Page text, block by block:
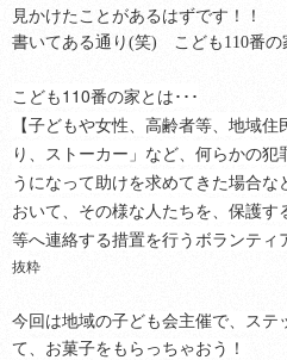
見かけたことがあるはずです！！
書いてある通り(笑) こども110番の
こども110番の家とは･･･
【子どもや女性、高齢者等、地域
り、ストーカー」など、何らかの
うになって助けを求めてきた場合
おいて、その様な人たちを、保護
等へ連絡する措置を行うボランティ
抜粋
今回は地域の子ども会主催で、ステ
て、お菓子をもらっちゃおう！